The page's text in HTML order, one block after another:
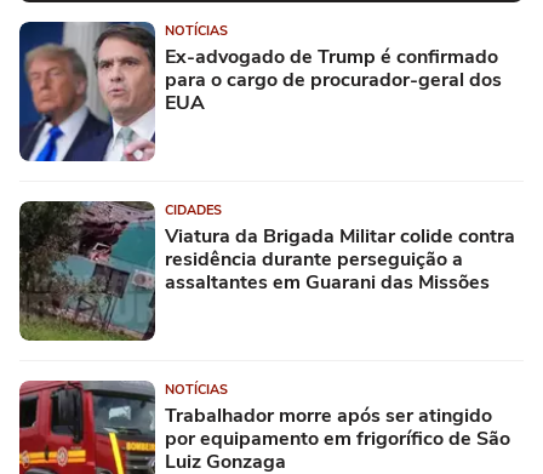
NOTÍCIAS
Ex-advogado de Trump é confirmado
para o cargo de procurador-geral dos
EUA
CIDADES
Viatura da Brigada Militar colide contra
residência durante perseguição a
assaltantes em Guarani das Missões
NOTÍCIAS
Trabalhador morre após ser atingido
por equipamento em frigorífico de São
Luiz Gonzaga